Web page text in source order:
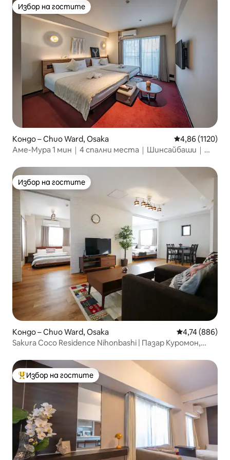
Избор на гостите
Избор на гостите
Кондо – Chuo Ward, Osaka Средна
4,86 (1120)
Аме-Мура 1 мин｜4 спални места｜Шинсайбаши｜
Избор на гостите
Избор на гостите
Кондо – Chuo Ward, Osaka Средна
4,74 (886)
Sakura Coco Residence Nihonbashi | Пазар Куромон,
Най-популярен избор на гостите
Избор на гостите